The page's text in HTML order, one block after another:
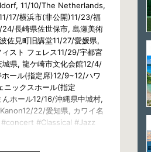
11/10/The Netherlands,
17/横浜市(非公開)11/23/福
24/長崎県佐世保市, 島瀬美術
佐見町旧講堂11/27/愛媛県,
スト フェレス11/29/宇都宮
県, 龍ケ崎市文化会館12/4/
ール(指定席)12/9~12/ハワ
ニックスホール(指定
ホール12/16/沖縄県中城村,
22/愛知県, カワイ名
#Classical #Jazz